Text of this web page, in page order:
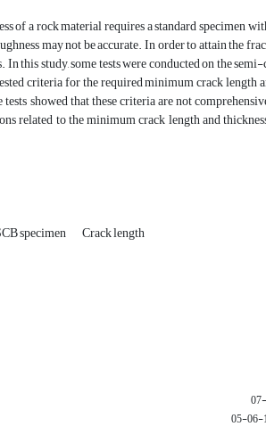
of a rock material requires a standard specimen
may not be accurate. In order to attain the
this study, some tests were conducted on the
criteria for the required minimum crack length
showed that these criteria are not
related to the minimum crack length and
specimen Crack length